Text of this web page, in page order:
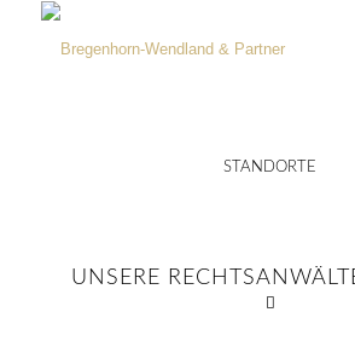
STANDORTE
UNSERE